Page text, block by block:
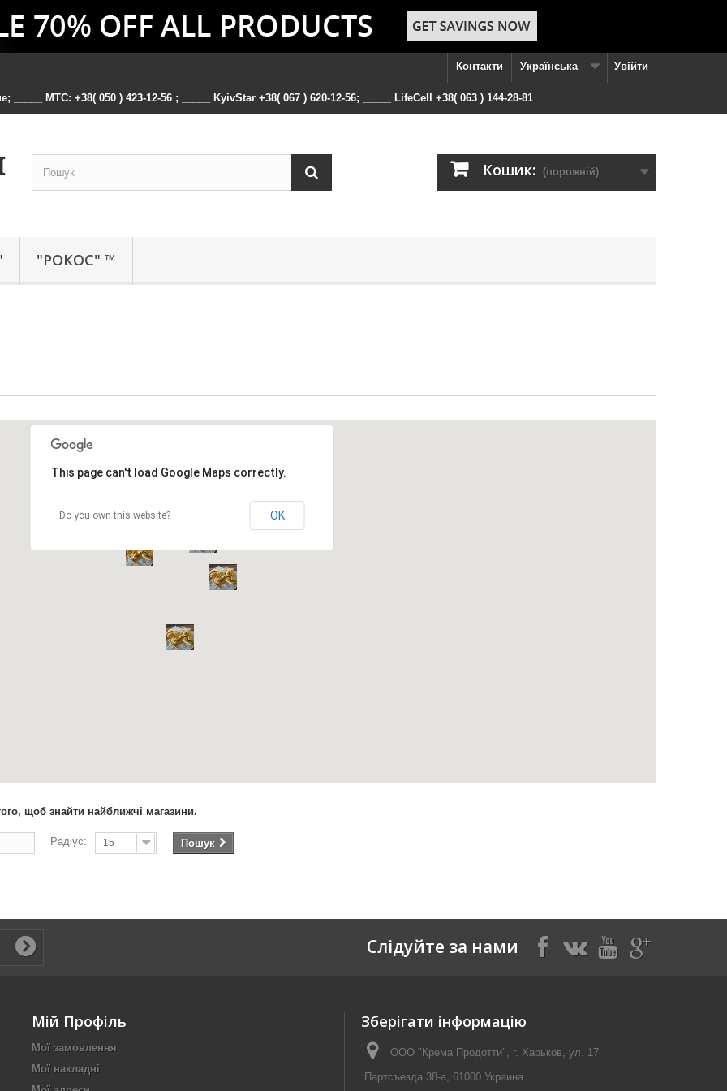
Увійти
Українська
Контакти
_____ MTC: +38( 050 ) 423-12-56 ; _____ KyivStar +38( 067 ) 620-12-56; _____ LifeCell +38( 063 ) 144-28-81
Кошик: (порожній)
"РОКОС" ™
This page can't load Google Maps correctly.
Do you own this website? OK
щоб знайти найближчі магазини.
Радіус: 15 Пошук
Слідуйте за нами
Мій Профіль
Мої замовлення
Мої накладні
Зберігати інформацію
ООО "Крема Продотти", г. Харьков, ул. 17
Партсъезда 38-а, 61000 Украина